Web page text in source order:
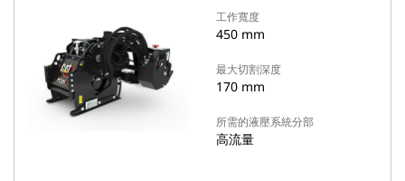
工作寬度
450 mm
最大切割深度
170 mm
所需的液壓系統分部
高流量